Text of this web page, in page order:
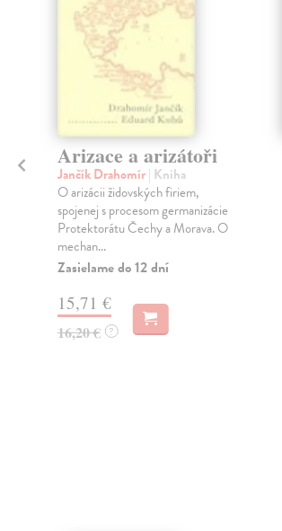
Arizace a arizátoři
Jančík Drahomír| Kniha
O arizácii židovských firiem,
spojenej s procesom germanizácie
Protektorátu Čechy a Morava. O
mechan...
Zasielame do 12 dní
15,71 €
16,20 € ?